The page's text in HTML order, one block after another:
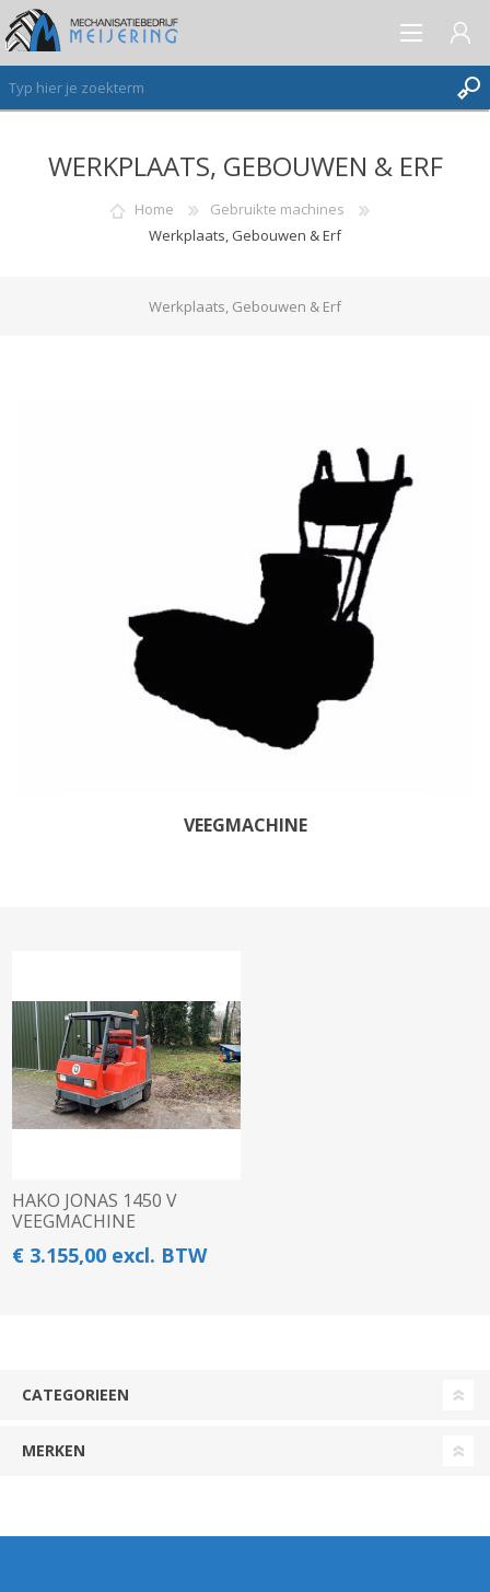
AANMELDEN ALS NIEUWE KLANT
INLOGGEN
WERKPLAATS, GEBOUWEN & ERF
Home
Gebruikte machines
Werkplaats, Gebouwen & Erf
Werkplaats, Gebouwen & Erf
VEEGMACHINE
HAKO JONAS 1450 V
VEEGMACHINE
€ 3.155,00 excl. BTW
CATEGORIEEN
MERKEN